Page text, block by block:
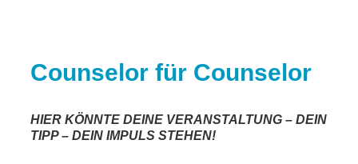
Counselor für Counselor
HIER KÖNNTE DEINE VERANSTALTUNG – DEIN
TIPP – DEIN IMPULS STEHEN!